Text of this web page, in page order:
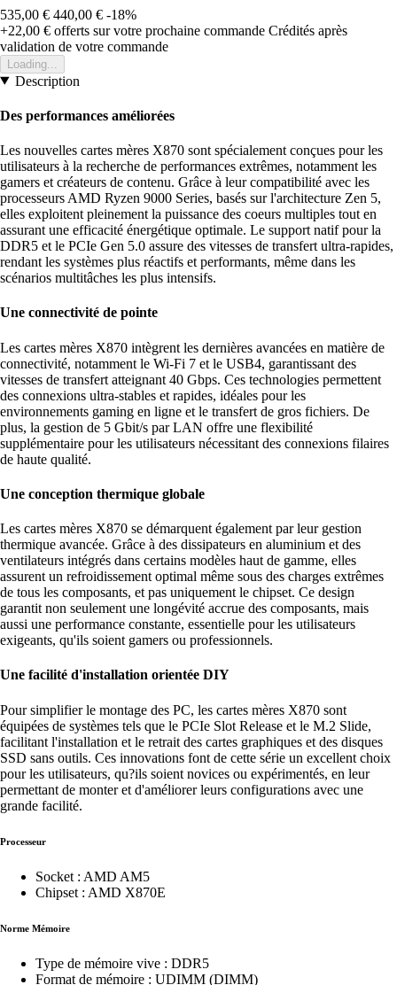
535,00 € 440,00 € -18%
+22,00 € offerts sur votre prochaine commande Crédités après
validation de votre commande
Loading...
Description
Des performances améliorées
Les nouvelles cartes mères X870 sont spécialement conçues pour les
utilisateurs à la recherche de performances extrêmes, notamment les
gamers et créateurs de contenu. Grâce à leur compatibilité avec les
processeurs AMD Ryzen 9000 Series, basés sur l'architecture Zen 5,
elles exploitent pleinement la puissance des coeurs multiples tout en
assurant une efficacité énergétique optimale. Le support natif pour la
DDR5 et le PCIe Gen 5.0 assure des vitesses de transfert ultra-rapides,
rendant les systèmes plus réactifs et performants, même dans les
scénarios multitâches les plus intensifs.
Une connectivité de pointe
Les cartes mères X870 intègrent les dernières avancées en matière de
connectivité, notamment le Wi-Fi 7 et le USB4, garantissant des
vitesses de transfert atteignant 40 Gbps. Ces technologies permettent
des connexions ultra-stables et rapides, idéales pour les
environnements gaming en ligne et le transfert de gros fichiers. De
plus, la gestion de 5 Gbit/s par LAN offre une flexibilité
supplémentaire pour les utilisateurs nécessitant des connexions filaires
de haute qualité.
Une conception thermique globale
Les cartes mères X870 se démarquent également par leur gestion
thermique avancée. Grâce à des dissipateurs en aluminium et des
ventilateurs intégrés dans certains modèles haut de gamme, elles
assurent un refroidissement optimal même sous des charges extrêmes
de tous les composants, et pas uniquement le chipset. Ce design
garantit non seulement une longévité accrue des composants, mais
aussi une performance constante, essentielle pour les utilisateurs
exigeants, qu'ils soient gamers ou professionnels.
Une facilité d'installation orientée DIY
Pour simplifier le montage des PC, les cartes mères X870 sont
équipées de systèmes tels que le PCIe Slot Release et le M.2 Slide,
facilitant l'installation et le retrait des cartes graphiques et des disques
SSD sans outils. Ces innovations font de cette série un excellent choix
pour les utilisateurs, qu?ils soient novices ou expérimentés, en leur
permettant de monter et d'améliorer leurs configurations avec une
grande facilité.
Processeur
Socket : AMD AM5
Chipset : AMD X870E
Norme Mémoire
Type de mémoire vive : DDR5
Format de mémoire : UDIMM (DIMM)